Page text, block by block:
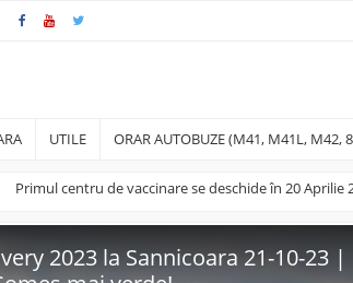
UTILE ORAR AUTOBUZE (M41, M41L, M42,
Primul centru de vaccinare se deschide în 20 Aprilie
Someș Delivery 2023 la Sannicoara 21-10-23 |
2023 la Sannicoara 21-10-23 |